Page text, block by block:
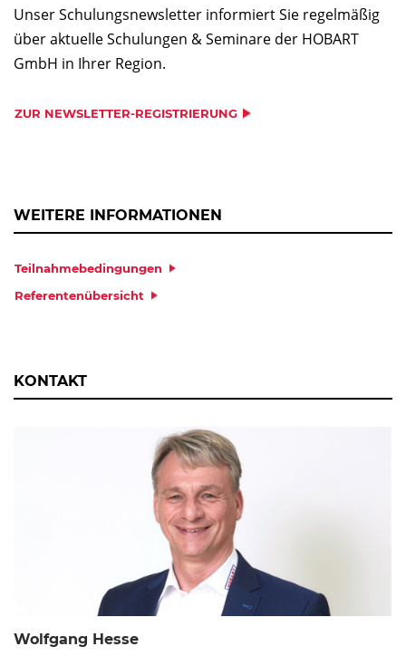
Unser Schulungsnewsletter informiert Sie regelmäßig
über aktuelle Schulungen & Seminare der HOBART
GmbH in Ihrer Region.
ZUR NEWSLETTER-REGISTRIERUNG
WEITERE INFORMATIONEN
Teilnahmebedingungen
Referentenübersicht
KONTAKT
Wolfgang Hesse